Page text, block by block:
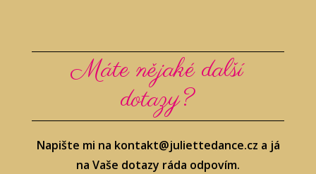
Máte nějaké další
dotazy?
Napište mi na kontakt@juliettedance.cz a já
na Vaše dotazy ráda odpovím.